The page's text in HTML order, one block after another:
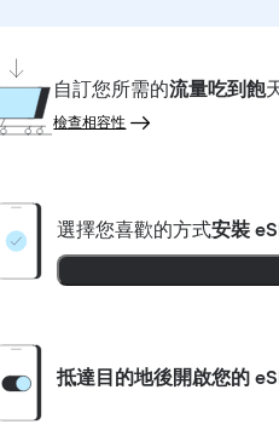
自訂您所需的流量吃到飽
檢查相容性
選擇您喜歡的方式安裝
抵達目的地後開啟您的